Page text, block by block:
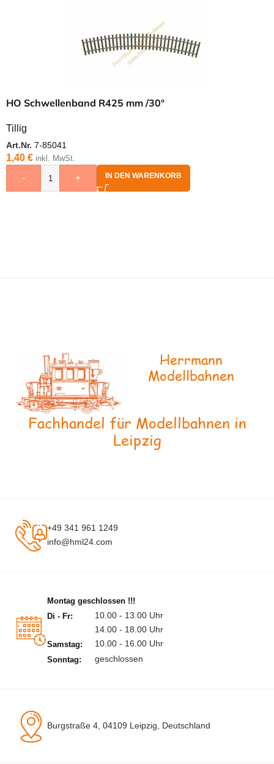
HO Schwellenband R425 mm /30°
Tillig
Art.Nr. 7-85041
1,40 € inkl. MwSt.
- + IN DEN WARENKORB
Herrmann
Modellbahnen
Fachhandel für Modellbahnen in
Leipzig
+49 341 961 1249
info@hml24.com
Montag geschlossen !!!
Di - Fr:
10.00 - 13.00 Uhr
14.00 - 18.00 Uhr
Samstag: 10.00 - 16.00 Uhr
Sonntag: geschlossen
Burgstraße 4, 04109 Leipzig, Deutschland